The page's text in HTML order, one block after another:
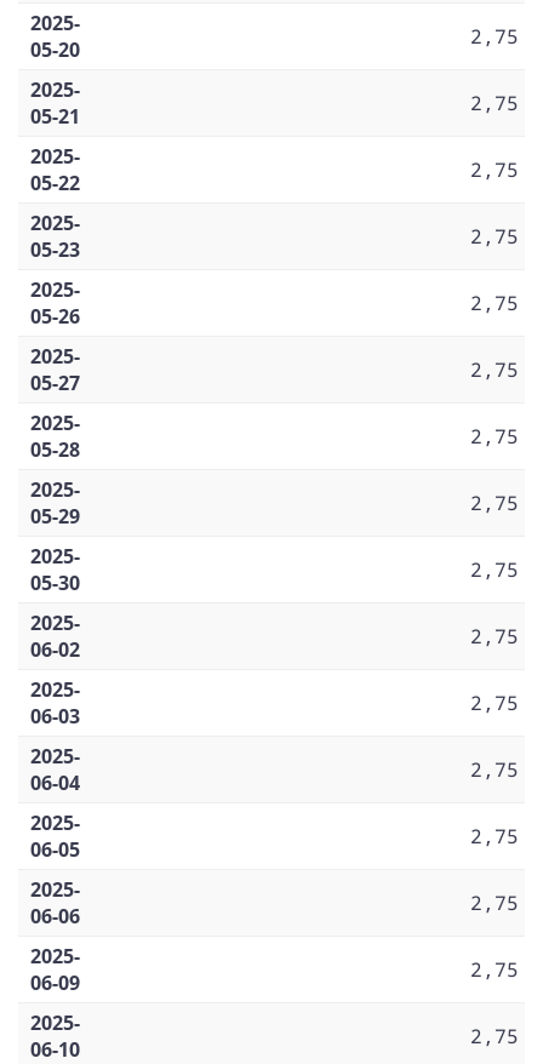
2025-
05-20
2,75
2025-
05-21
2,75
2025-
05-22
2,75
2025-
05-23
2,75
2025-
05-26
2,75
2025-
05-27
2,75
2025-
05-28
2,75
2025-
05-29
2,75
2025-
05-30
2,75
2025-
06-02
2,75
2025-
06-03
2,75
2025-
06-04
2,75
2025-
06-05
2,75
2025-
06-06
2,75
2025-
06-09
2,75
2025-
06-10
2,75